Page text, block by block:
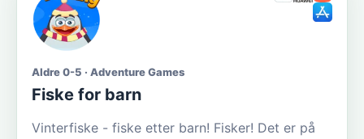
Aldre 0-5 · Adventure Games
Fiske for barn
Vinterfiske - fiske etter barn! Fisker! Det er på